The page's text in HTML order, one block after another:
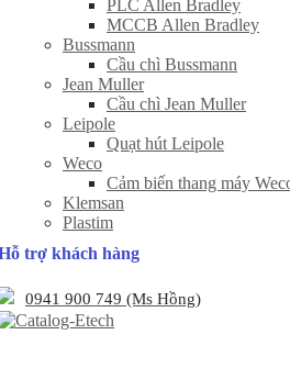
PLC Allen Bradley
MCCB Allen Bradley
Bussmann
Cầu chì Bussmann
Jean Muller
Cầu chì Jean Muller
Leipole
Quạt hút Leipole
Weco
Cảm biến thang máy
Klemsan
Plastim
trợ khách hàng
0941 900 749 (Ms Hồng)